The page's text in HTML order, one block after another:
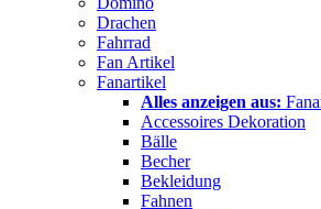
Drachen
Fahrrad
Fan Artikel
Fanartikel
Alles anzeigen aus:
Accessoires Dekoration
Bälle
Becher
Bekleidung
Fahnen